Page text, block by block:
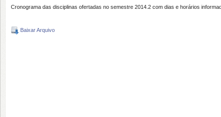
Cronograma das disciplinas ofertadas no semestre 2014.2 com dias e horários
Baixar Arquivo